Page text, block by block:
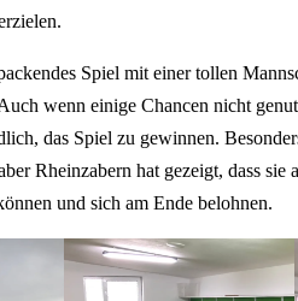
Spiel mit einer tollen
wenn einige Chancen nicht
das Spiel zu gewinnen.
Rheinzabern hat gezeigt, dass sie
und sich am Ende belohnen.